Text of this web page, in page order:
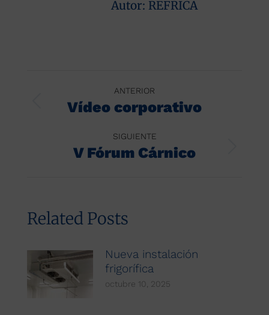
Autor: REFRICA
Navegación
entre
publicaciones
ANTERIOR
Publicación
Vídeo corporativo
SIGUIENTE
Publicación
V Fórum Cárnico
Related Posts
Nueva instalación
frigorífica
octubre 10, 2025